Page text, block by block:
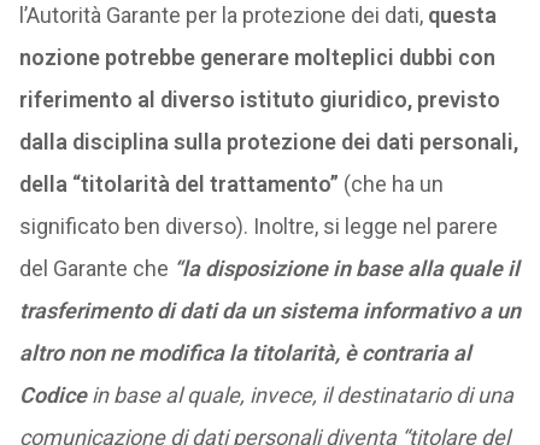
l’Autorità Garante per la protezione dei dati, questa
nozione potrebbe generare molteplici dubbi con
riferimento al diverso istituto giuridico, previsto
dalla disciplina sulla protezione dei dati personali,
della “titolarità del trattamento” (che ha un
significato ben diverso). Inoltre, si legge nel parere
del Garante che “la disposizione in base alla quale il
trasferimento di dati da un sistema informativo a un
altro non ne modifica la titolarità, è contraria al
Codicein base al quale, invece, il destinatario di una
comunicazione di dati personali diventa “titolare del